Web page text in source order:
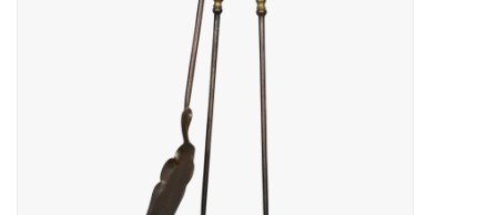
Vloeren - Steen, Terra Cotta